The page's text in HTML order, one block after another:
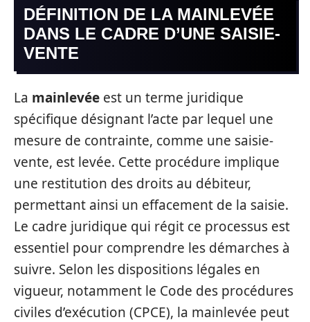
DÉFINITION DE LA MAINLEVÉE
DANS LE CADRE D’UNE SAISIE-
VENTE
La mainlevée est un terme juridique
spécifique désignant l’acte par lequel une
mesure de contrainte, comme une saisie-
vente, est levée. Cette procédure implique
une restitution des droits au débiteur,
permettant ainsi un effacement de la saisie.
Le cadre juridique qui régit ce processus est
essentiel pour comprendre les démarches à
suivre. Selon les dispositions légales en
vigueur, notamment le Code des procédures
civiles d’exécution (CPCE), la mainlevée peut